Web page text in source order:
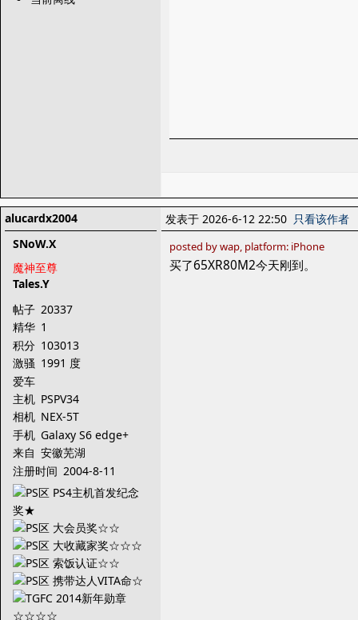
alucardx2004
SNoW.X
魔神至尊
Tales.Y
帖子 20337
精华 1
积分 103013
激骚 1991 度
爱车
主机 PSPV34
相机 NEX-5T
手机 Galaxy S6 edge+
来自 安徽芜湖
注册时间 2004-8-11
发表于 2026-6-12 22:50 只看该作者
posted by wap, platform: iPhone
买了65XR80M2今天刚到。